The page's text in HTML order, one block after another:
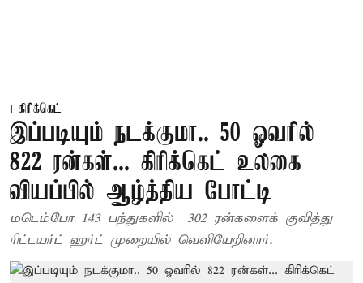
கிரிக்கெட்
இப்படியும் நடக்குமா.. 50 ஓவரில்
822 ரன்கள்... கிரிக்கெட் உலகை
வியப்பில் ஆழ்த்திய போட்டி
மடெம்போ 143 பந்துகளில் 302 ரன்களைக் குவித்து
ரிட்டயர்ட் ஹர்ட் முறையில் வெளியேறினார்.